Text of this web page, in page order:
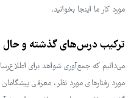
مورد کار ما اینجا بخوانید.
ترکیب درس‌های گذشته و حال
می‌دانیم که جمع‌آوری شواهد برای
مورد رفتارهای مورد نظر، معرفی